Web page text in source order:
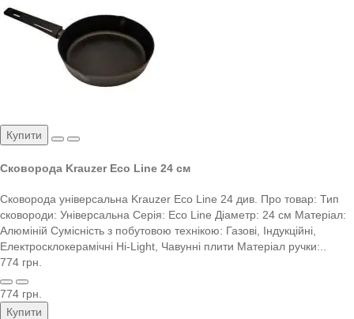
Купити
Сковорода Krauzer Eco Line 24 см
Сковорода універсальна Krauzer Eco Line 24 див. Про товар: Тип
сковороди: Універсальна Серія: Eco Line Діаметр: 24 см Матеріал:
Алюміній Сумісність з побутовою технікою: Газові, Індукційні,
Електросклокерамічні Hi-Light, Чавунні плити Матеріал ручки:..
774 грн.
774 грн.
Купити